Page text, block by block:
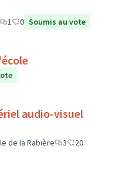
1 0 Soumis au vote
audio-visuel
de la Rabière 3
20